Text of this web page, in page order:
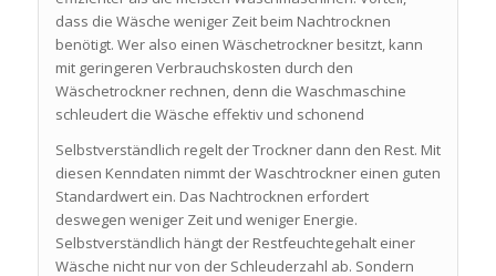
dass die Wäsche weniger Zeit beim Nachtrocknen
benötigt. Wer also einen Wäschetrockner besitzt, kann
mit geringeren Verbrauchskosten durch den
Wäschetrockner rechnen, denn die Waschmaschine
schleudert die Wäsche effektiv und schonend
Selbstverständlich regelt der Trockner dann den Rest. Mit
diesen Kenndaten nimmt der Waschtrockner einen guten
Standardwert ein. Das Nachtrocknen erfordert
deswegen weniger Zeit und weniger Energie.
Selbstverständlich hängt der Restfeuchtegehalt einer
Wäsche nicht nur von der Schleuderzahl ab. Sondern